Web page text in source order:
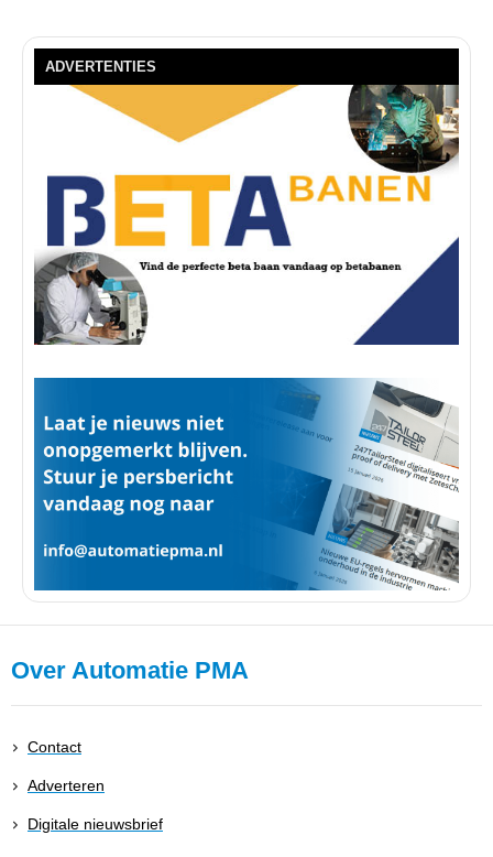
ADVERTENTIES
Over Automatie PMA
Contact
Adverteren
Digitale nieuwsbrief